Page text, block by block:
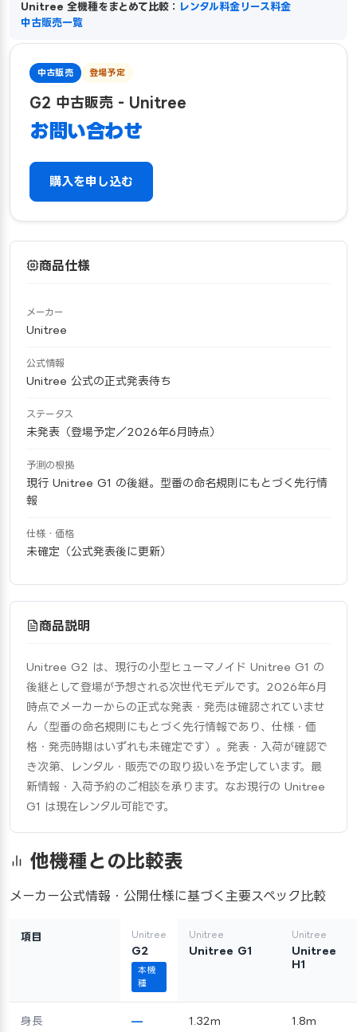
Unitree 全機種をまとめて比較： レンタル料金 リース料金
中古販売一覧
中古販売 登場予定
G2 中古販売 - Unitree
お問い合わせ
購入を申し込む
商品仕様
メーカー
Unitree
公式情報
Unitree 公式の正式発表待ち
ステータス
未発表（登場予定／2026年6月時点）
予測の根拠
現行 Unitree G1 の後継。型番の命名規則にもとづく先行情
報
仕様・価格
未確定（公式発表後に更新）
商品説明
Unitree G2 は、現行の小型ヒューマノイド Unitree G1 の
後継として登場が予想される次世代モデルです。2026年6月
時点でメーカーからの正式な発表・発売は確認されていませ
ん（型番の命名規則にもとづく先行情報であり、仕様・価
格・発売時期はいずれも未確定です）。発表・入荷が確認で
き次第、レンタル・販売での取り扱いを予定しています。最
新情報・入荷予約のご相談を承ります。なお現行の Unitree
G1 は現在レンタル可能です。
他機種との比較表
メーカー公式情報・公開仕様に基づく主要スペック比較
項目 Unitree
G2
本機
種
Unitree
Unitree G1
Unitree
Unitree
H1
身長 — 1.32m 1.8m